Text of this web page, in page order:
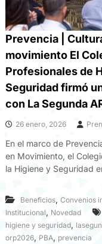
Prevencia |
movimiento El
Profesionales de
Seguridad firmó
con La Segunda
26 enero, 2026
En el marco de
en Movimiento, el
la Higiene y Seguridad
Beneficios, Convenios
Institucional, Novedad
higiene y seguridad,
orp2026, PBA, prevencia